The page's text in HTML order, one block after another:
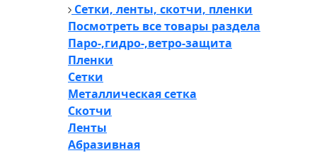
Сетки, ленты, скотчи, пленки
Посмотреть все товары раздела
Паро-,гидро-,ветро-защита
Пленки
Сетки
Металлическая сетка
Скотчи
Ленты
Абразивная